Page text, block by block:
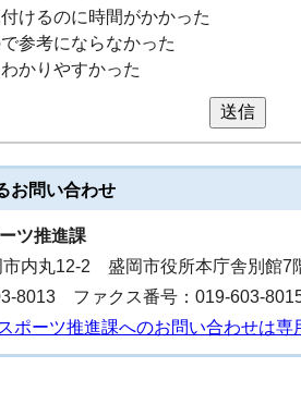
けるのに時間がかかった
参考にならなかった
かりやすかった
送信
お問い合わせ
ツ推進課
内丸12-2 盛岡市役所本庁舎別館7
8013 ファクス番号：019-603-
ーツ推進課へのお問い合わせは専